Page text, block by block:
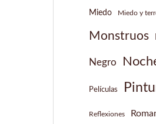
Miedo Miedo y
Monstruos
Negro
Películas
Reflexiones